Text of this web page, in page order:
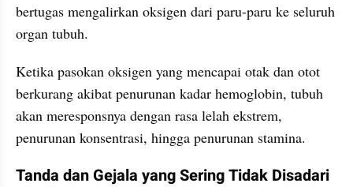
bertugas mengalirkan oksigen dari paru-paru ke seluruh
organ tubuh.
Ketika pasokan oksigen yang mencapai otak dan otot
berkurang akibat penurunan kadar hemoglobin, tubuh
akan meresponsnya dengan rasa lelah ekstrem,
penurunan konsentrasi, hingga penurunan stamina.
Tanda dan Gejala yang Sering Tidak Disadari